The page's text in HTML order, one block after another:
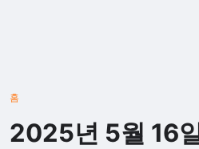
홈
2025년 5월 16